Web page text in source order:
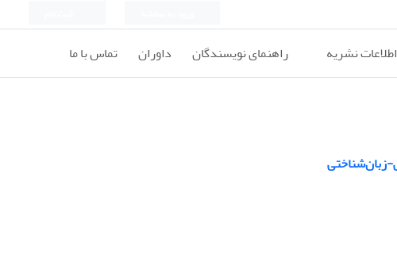
اطلاعات نشریه راهنمای نویسندگان داوران تماس با ما